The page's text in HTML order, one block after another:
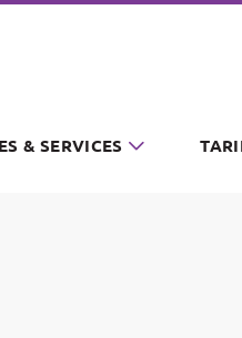
& SERVICES